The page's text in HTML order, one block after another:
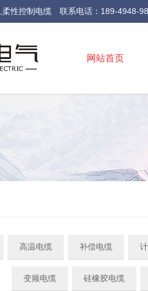
柔性控制电缆 联系电话：189-4948-
网站首页
高温电缆 补偿电缆
变频电缆 硅橡胶电缆